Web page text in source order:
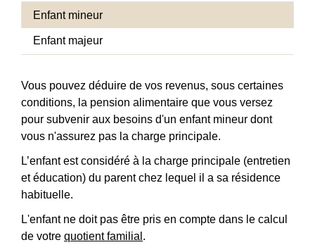
Enfant mineur
Enfant majeur
Vous pouvez déduire de vos revenus, sous certaines
conditions, la pension alimentaire que vous versez
pour subvenir aux besoins d'un enfant mineur dont
vous n'assurez pas la charge principale.
L’enfant est considéré à la charge principale (entretien
et éducation) du parent chez lequel il a sa résidence
habituelle.
L'enfant ne doit pas être pris en compte dans le calcul
de votre quotient familial .